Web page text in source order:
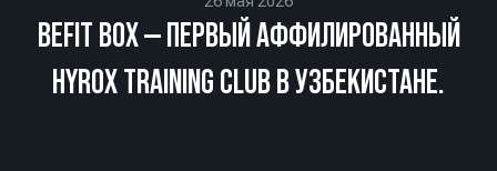
BEFIT BOX — ПЕРВЫЙ АФФИЛИРОВАННЫЙ
HYROX TRAINING CLUB В УЗБЕКИСТАНЕ.